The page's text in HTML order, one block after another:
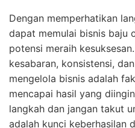
Dengan memperhatikan
dapat memulai bisnis baju
potensi meraih
kesabaran, konsistensi,
mengelola bisnis adalah
mencapai hasil yang
langkah dan jangan takut
adalah kunci keberhasilan